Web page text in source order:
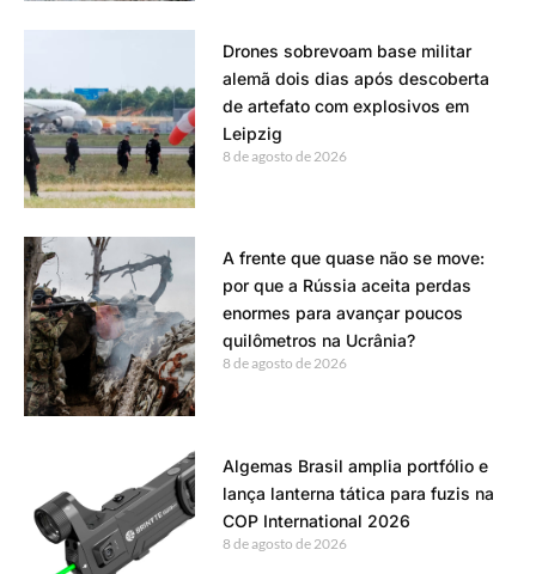
Drones sobrevoam base militar
alemã dois dias após descoberta
de artefato com explosivos em
Leipzig
8 de agosto de 2026
A frente que quase não se move:
por que a Rússia aceita perdas
enormes para avançar poucos
quilômetros na Ucrânia?
8 de agosto de 2026
Algemas Brasil amplia portfólio e
lança lanterna tática para fuzis na
COP International 2026
8 de agosto de 2026